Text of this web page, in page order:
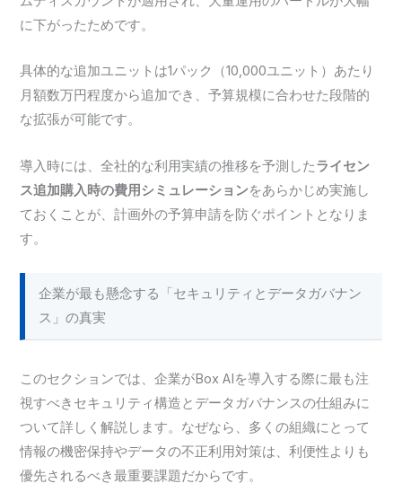
に下がったためです。
具体的な追加ユニットは1パック（10,000ユニット）あたり
月額数万円程度から追加でき、予算規模に合わせた段階的
な拡張が可能です。
導入時には、全社的な利用実績の推移を予測したライセン
ス追加購入時の費用シミュレーションをあらかじめ実施し
ておくことが、計画外の予算申請を防ぐポイントとなりま
す。
企業が最も懸念する「セキュリティとデータガバナン
ス」の真実
このセクションでは、企業がBox AIを導入する際に最も注
視すべきセキュリティ構造とデータガバナンスの仕組みに
ついて詳しく解説します。なぜなら、多くの組織にとって
情報の機密保持やデータの不正利用対策は、利便性よりも
優先されるべき最重要課題だからです。